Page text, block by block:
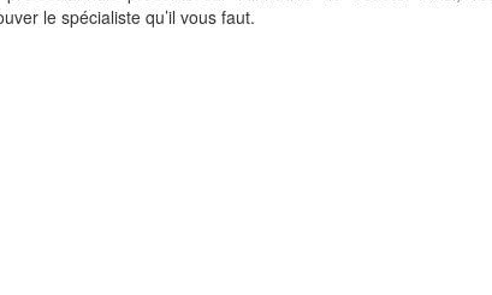
le spécialiste qu’il vous faut.